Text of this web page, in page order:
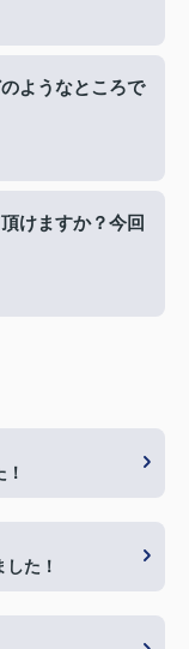
ようなところで
けますか？今回
た！